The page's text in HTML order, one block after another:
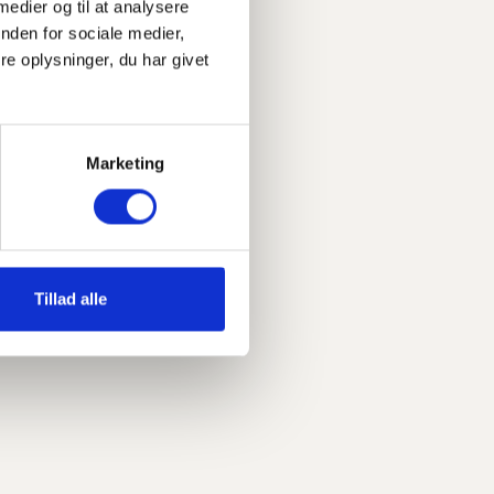
og til at analysere
for sociale medier,
oplysninger, du har givet
Marketing
Tillad alle